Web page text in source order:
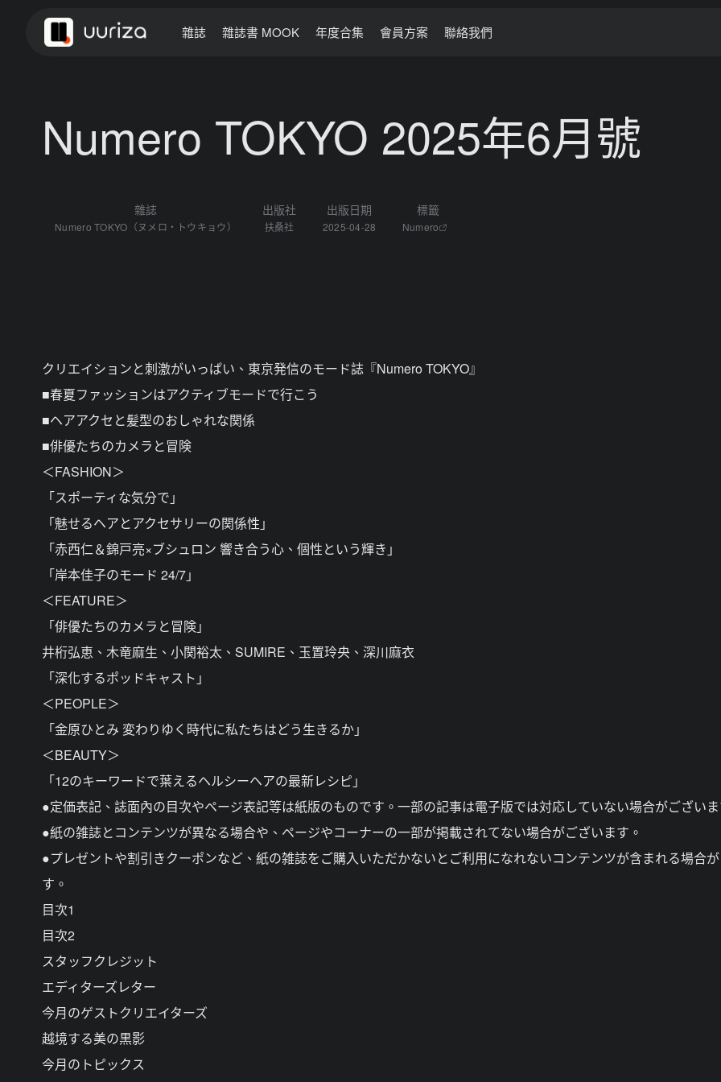
雜誌 雜誌書 MOOK 年度合集 會員方案 聯絡我們
Numero TOKYO 2025年6月號
雜誌
Numero TOKYO（ヌメロ・トウキョウ）
出版社
扶桑社
出版日期
2025-04-28
標籤
Numero
クリエイションと刺激がいっぱい、東京発信のモード誌『Numero TOKYO』
■春夏ファッションはアクティブモードで行こう
■ヘアアクセと髪型のおしゃれな関係
■俳優たちのカメラと冒険
＜FASHION＞
「スポーティな気分で」
「魅せるヘアとアクセサリーの関係性」
「赤西仁＆錦戸亮×ブシュロン 響き合う心、個性という輝き」
「岸本佳子のモード 24/7」
＜FEATURE＞
「俳優たちのカメラと冒険」
井桁弘恵、木竜麻生、小関裕太、SUMIRE、玉置玲央、深川麻衣
「深化するポッドキャスト」
＜PEOPLE＞
「金原ひとみ 変わりゆく時代に私たちはどう生きるか」
＜BEAUTY＞
「12のキーワードで葉えるヘルシーヘアの最新レシピ」
●定価表記、誌面內の目次やページ表記等は紙版のものです。一部の記事は電子版では対応していない場合がござい
●紙の雑誌とコンテンツが異なる場合や、ページやコーナーの一部が掲載されてない場合がございます。
●プレゼントや割引きクーポンなど、紙の雑誌をご購入いただかないとご利用になれないコンテンツが含まれる場合
す。
目次1
目次2
スタッフクレジット
エディターズレター
今月のゲストクリエイターズ
越境する美の黒影
今月のトピックス